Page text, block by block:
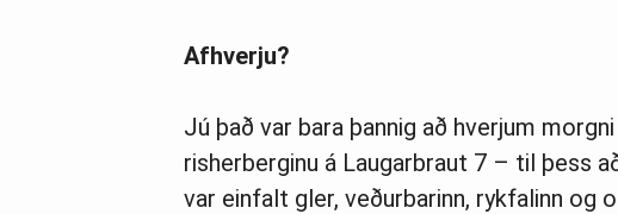
Afhverju?
Jú það var bara þannig að hverjum
risherberginu á Laugarbraut 7 – til þess
var einfalt gler, veðurbarinn, rykfalinn og